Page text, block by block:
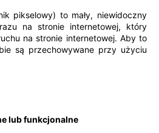
pikselowy) to mały, niewidoczny
na stronie internetowej, który
na stronie internetowej. Aby to
są przechowywane przy użyciu
lub funkcjonalne